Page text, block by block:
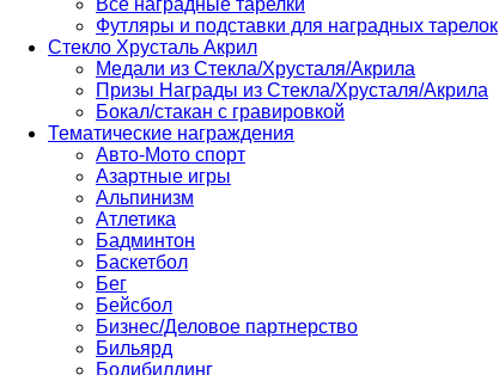
Все наградные тарелки
Футляры и подставки для наградных тарелок
Стекло Хрусталь Акрил
Медали из Стекла/Хрусталя/Акрила
Призы Награды из Стекла/Хрусталя/Акрила
Бокал/стакан с гравировкой
Тематические награждения
Авто-Мото спорт
Азартные игры
Альпинизм
Атлетика
Бадминтон
Баскетбол
Бег
Бейсбол
Бизнес/Деловое партнерство
Бильярд
Бодибилдинг